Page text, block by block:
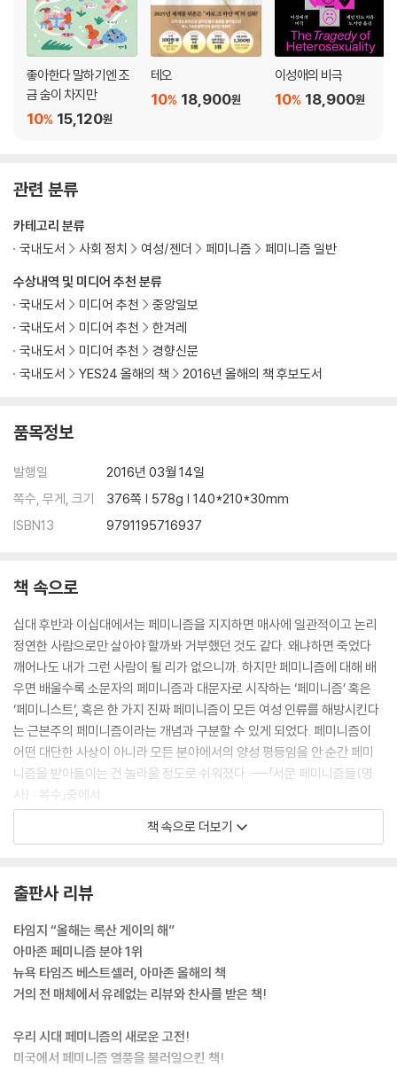
좋아한다 말하기엔 조
금 숨이 차지만
15,120원
10%
테오
18,900원
10%
이성애의 비극
18,900원
10%
관련 분류
수상내역 및 미디어 추천 분류
국내도서
미디어 추천
중앙일보
국내도서
미디어 추천
한겨레
국내도서
미디어 추천
경향신문
국내도서
YES24 올해의 책 2016년 올해의 책 후보도서
카테고리 분류
국내도서
사회 정치 여성/젠더 페미니즘 페미니즘 일반
품목정보
발행일
2016년 03월 14일
쪽수, 무게, 크기
376쪽 | 578g | 140*210*30mm
ISBN13
9791195716937
책 속으로
십대 후반과 이십대에서는 페미니즘을 지지하면 매사에 일관적이고 논리
정연한 사람으로만 살아야 할까봐 거부했던 것도 같다. 왜냐하면 죽었다
깨어나도 내가 그런 사람이 될 리가 없으니까. 하지만 페미니즘에 대해 배
우면 배울수록 소문자의 페미니즘과 대문자로 시작하는 ‘페미니즘’ 혹은
‘페미니스트’, 혹은 한 가지 진짜 페미니즘이 모든 여성 인류를 해방시킨다
는 근본주의 페미니즘이라는 개념과 구분할 수 있게 되었다. 페미니즘이
어떤 대단한 사상이 아니라 모든 분야에서의 양성 평등임을 안 순간 페미
니즘을 받아들이는 건 놀라울 정도로 쉬워졌다. ---「서문 페미니즘들(명
사) : 복수」중에서
바로 이런 노래들 말이다. 지나가는 장난이고 농담이란다. 예뻐서 한번 안
이것들은 훨씬 심각하고 근본적인 이 사회적 질병의 증상들이다. 이 문화
에서 여성들은 남성의 변덕과 욕구를 만족시키기
위해 존재하고 여성의 가치는 계속해서 폄하되거나 무시되어 버린다. 아니
면 이런 식으로 말할 수도 있겠다. 이것이 바로 우리가 현재 살고 있는 세상
이라고. 여성 혐오의 스펙트럼은 굉장히 넓다. 가장 끝에는 대중문화에서
가 있고 다른 쪽 끝에는 이 나라의 입법자들이 있다. 입법자들은 이 모든 여
성 혐오가 활개 칠 수 있는 분위기를 조용히 만들어주고 있다. ---「여성 혐
책 속으로 더보기
출판사 리뷰
타임지 “올해는 록산 게이의 해”
아마존 페미니즘 분야 1위
뉴욕 타임즈 베스트셀러, 아마존 올해의 책
거의 전 매체에서 유례없는 리뷰와 찬사를 받은 책!
우리 시대 페미니즘의 새로운 고전!
미국에서 페미니즘 열풍을 불러일으킨 책!